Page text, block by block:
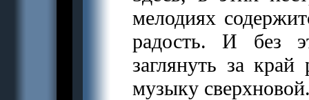
мелодиях
радость. И без
заглянуть за
музыку